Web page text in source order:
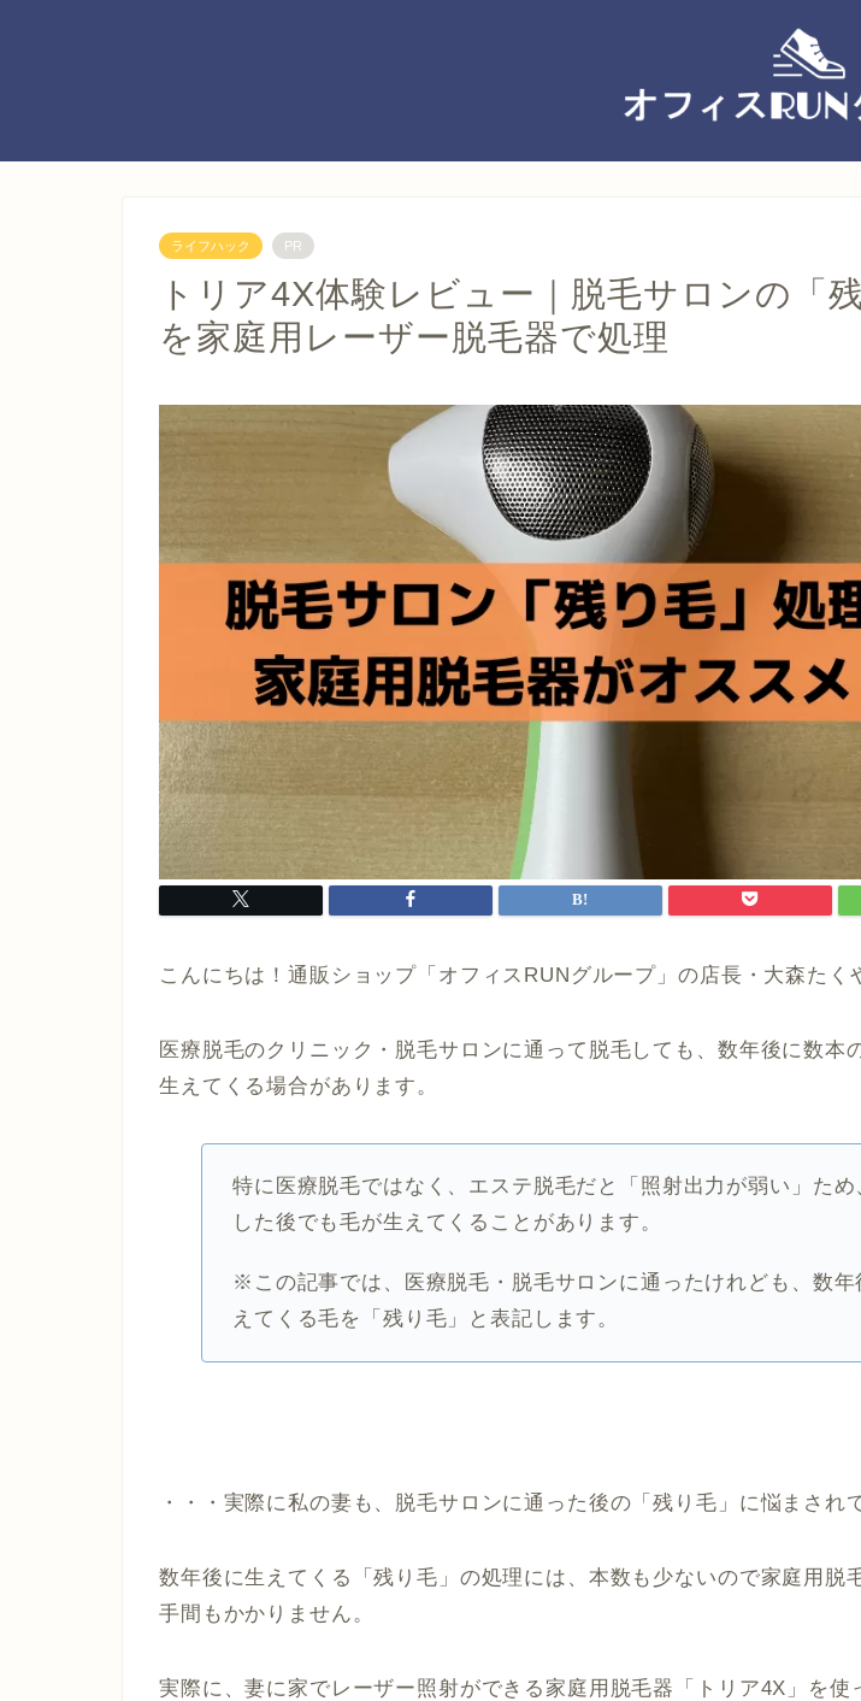
ライフハック PR
トリア4X体験レビュー｜脱毛サロンの「残
を家庭用レーザー脱毛器で処理
こんにちは！通販ショップ「オフィスRUNグループ」の店長・大森たく
医療脱毛のクリニック・脱毛サロンに通って脱毛しても、数年後に数本
生えてくる場合があります。
特に医療脱毛ではなく、エステ脱毛だと「照射出力が弱い」ため
した後でも毛が生えてくることがあります。
※この記事では、医療脱毛・脱毛サロンに通ったけれども、数年
えてくる毛を「残り毛」と表記します。
・・・実際に私の妻も、脱毛サロンに通った後の「残り毛」に悩まされ
数年後に生えてくる「残り毛」の処理には、本数も少ないので家庭用脱
手間もかかりません。
実際に、妻に家でレーザー照射ができる家庭用脱毛器「トリア4X」を使